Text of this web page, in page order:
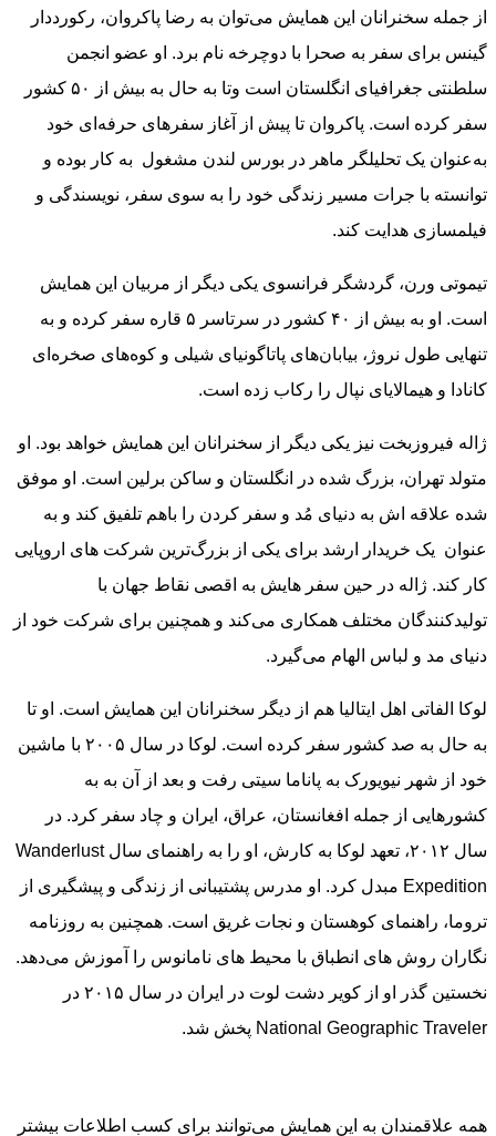
از جمله سخنرانان این همایش می‌توان به رضا پاکروان، رکورددار
گینس برای سفر به صحرا با دوچرخه نام برد. او عضو انجمن
سلطنتی جغرافیای انگلستان است وتا به حال به بیش از ۵۰ کشور
سفر کرده است. پاکروان تا پیش از آغاز سفرهای حرفه‌ای خود
به‌عنوان یک تحلیلگر ماهر در بورس لندن مشغول به کار بوده و
توانسته با جرات مسیر زندگی خود را به سوی سفر، نویسندگی و
فیلمسازی هدایت کند.
تیموتی ورن، گردشگر فرانسوی یکی دیگر از مربیان این همایش
است. او به بیش از ۴۰ کشور در سرتاسر ۵‌ قاره سفر کرده و به
تنهایی طول نروژ، بیابان‌های پاتاگونیای شیلی و ‌کوه‌‌های صخره‌ای
‌کانادا و هیمالایای نپال را رکاب زد‌ه است.
ژاله فیروزبخت نیز یکی دیگر از سخنرانان این همایش خواهد بود. او
متولد تهران، بزرگ شده در انگلستان و ساکن برلین است. او موفق
شده علاقه اش به دنیای مُد و سفر کردن را باهم تلفیق کند و به
عنوان یک خریدار ارشد برای یکی از بزرگ‌ترین شرکت های اروپایی
کار‌ ‌‌کند. ژاله در حین سفر هایش به اقصی نقاط جهان با
تولیدکنندگان مختلف همکاری می‌کند و همچنین برای شرکت خود از
دنیای مد و لباس الهام می‌گیرد.
لوکا الفاتی اهل ایتالیا هم از دیگر سخنرانان این همایش است. او تا
به حال به صد کشور سفر کرده است. لوکا در سال ۲۰۰۵ با ماشین
خود از شهر نیویورک به پاناما سیتی رفت و بعد از آن به به
کشورهایی از جمله افغانستان، عراق، ایران و چاد سفر کرد. در
سال ۲۰۱۲، تعهد لوکا به کارش، او را به راهنمای سال Wanderlust
Expedition مبدل کرد. او مدرس پشتیبانی‌ از زندگی و پیشگیری از
تروما، راهنمای کوهستان و نجات غریق است. همچنین به روزنامه
نگاران روش های انطباق با محیط های نامانوس را آموزش می‌دهد.
نخستین گذر او از کویر دشت لوت در ایران در سال ۲۰۱۵ در
National Geographic Traveler پخش شد.
همه علاقمندان به این همایش می‌توانند برای کسب اطلاعات بیشتر